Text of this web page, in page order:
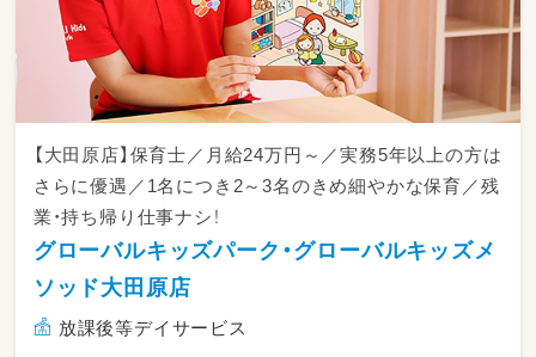
【大田原店】保育士／月給24万円～／実務5年以上の方は
さらに優遇／1名につき2～3名のきめ細やかな保育／残
業・持ち帰り仕事ナシ！
グローバルキッズパーク・グローバルキッズメ
ソッド大田原店
放課後等デイサービス